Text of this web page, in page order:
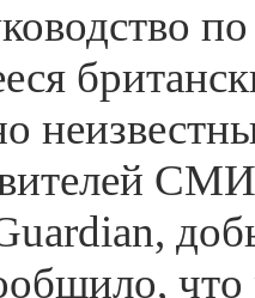
что